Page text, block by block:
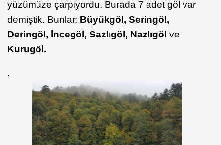
yüzümüze çarpıyordu. Burada 7 adet göl var
demiştik. Bunlar: Büyükgöl, Seringöl,
Deringöl, İncegöl, Sazlıgöl, Nazlıgöl ve
Kurugöl.
.